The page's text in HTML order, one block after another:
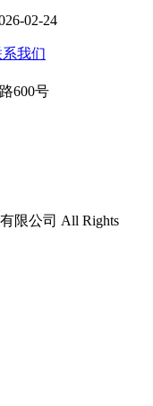
02-24
我们
600号
限公司 All Rights